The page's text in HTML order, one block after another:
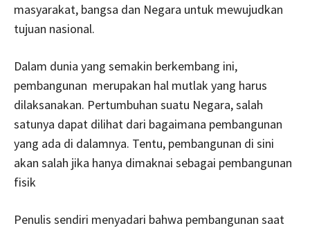
masyarakat, bangsa dan Negara untuk mewujudkan
tujuan nasional.
Dalam dunia yang semakin berkembang ini,
pembangunan merupakan hal mutlak yang harus
dilaksanakan. Pertumbuhan suatu Negara, salah
satunya dapat dilihat dari bagaimana pembangunan
yang ada di dalamnya. Tentu, pembangunan di sini
akan salah jika hanya dimaknai sebagai pembangunan
fisik
Penulis sendiri menyadari bahwa pembangunan saat